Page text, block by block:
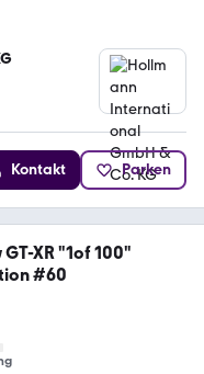
Kontakt Parken
GT-XR "1of 100"
#60